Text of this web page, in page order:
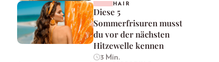
HAIR
Diese 5
Sommerfrisuren musst
du vor der nächsten
Hitzewelle kennen
3 Min.